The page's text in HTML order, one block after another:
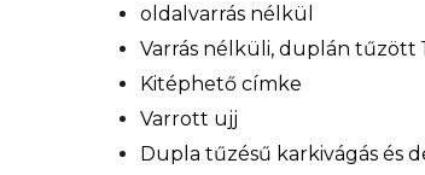
oldalvarrás nélkül
Varrás nélküli, duplán tűzött
Kitéphető címke
Varrott ujj
Dupla tűzésű karkivágás és